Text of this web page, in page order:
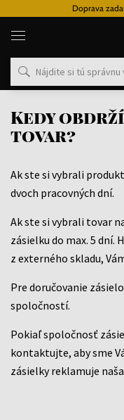
Doprava
Kedy
tovar?
Ak ste si vybrali
dvoch pracovných dní.
Ak ste si vybrali tovar
zásielku do max. 5 dní.
z externého skladu,
Pre doručovanie
spoločností.
Pokiaľ spoločnosť
kontaktujte, aby sme
zásielky reklamuje